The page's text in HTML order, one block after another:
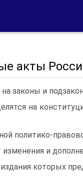
акты
законы и
на
политико-
и
которых